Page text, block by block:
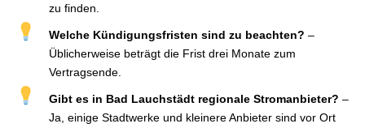
zu finden.
Welche Kündigungsfristen sind zu beachten? –
Üblicherweise beträgt die Frist drei Monate zum
Vertragsende.
Gibt es in Bad Lauchstädt regionale Stromanbieter? –
Ja, einige Stadtwerke und kleinere Anbieter sind vor Ort